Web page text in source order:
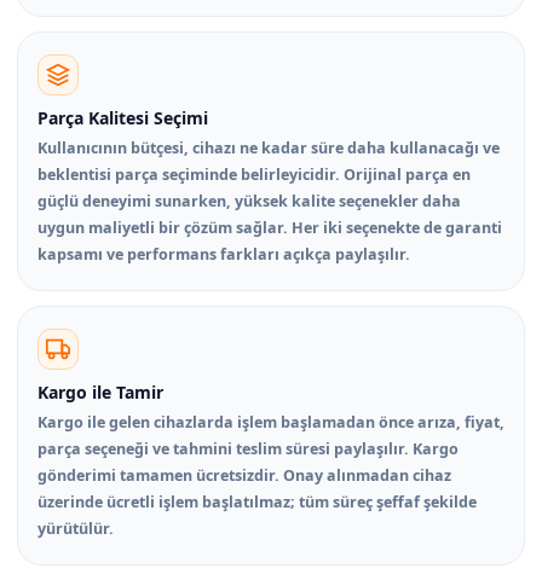
Parça Kalitesi Seçimi
Kullanıcının bütçesi, cihazı ne kadar süre daha kullanacağı ve
beklentisi parça seçiminde belirleyicidir. Orijinal parça en
güçlü deneyimi sunarken, yüksek kalite seçenekler daha
uygun maliyetli bir çözüm sağlar. Her iki seçenekte de garanti
kapsamı ve performans farkları açıkça paylaşılır.
Kargo ile Tamir
Kargo ile gelen cihazlarda işlem başlamadan önce arıza, fiyat,
parça seçeneği ve tahmini teslim süresi paylaşılır. Kargo
gönderimi tamamen ücretsizdir. Onay alınmadan cihaz
üzerinde ücretli işlem başlatılmaz; tüm süreç şeffaf şekilde
yürütülür.